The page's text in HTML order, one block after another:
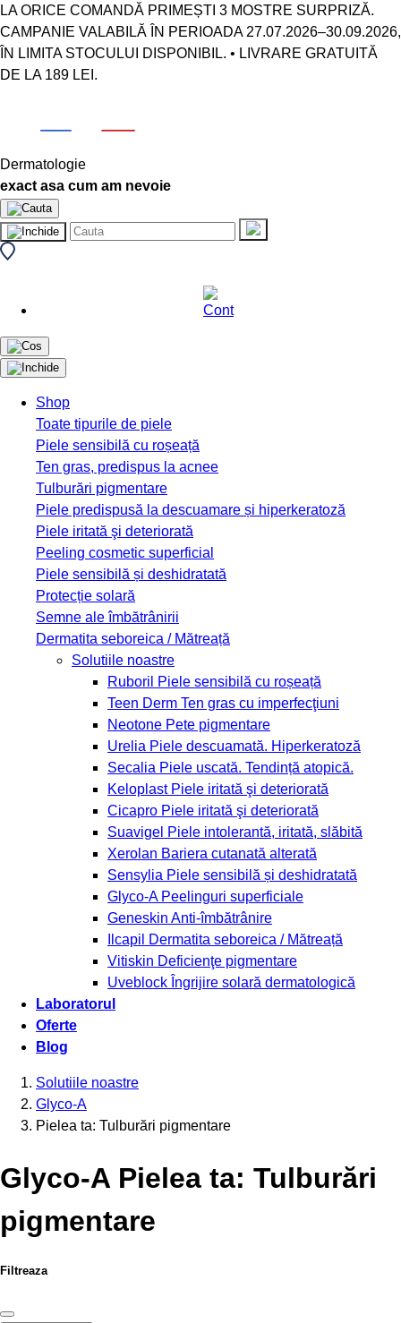
LA ORICE COMANDĂ PRIMEȘTI 3 MOSTRE SURPRIZĂ.
CAMPANIE VALABILĂ ÎN PERIOADA 27.07.2026–30.09.2026,
ÎN LIMITA STOCULUI DISPONIBIL. • LIVRARE GRATUITĂ
DE LA 189 LEI.
Dermatologie
exact asa cum am nevoie
Shop
Toate tipurile de piele
Piele sensibilă cu roșeață
Ten gras, predispus la acnee
Tulburări pigmentare
Piele predispusă la descuamare și hiperkeratoză
Piele iritată şi deteriorată
Peeling cosmetic superficial
Piele sensibilă și deshidratată
Protecție solară
Semne ale îmbătrânirii
Dermatita seboreica / Mătreață
Solutiile noastre
Ruboril
Piele sensibilă cu roșeață
Teen Derm Ten gras cu imperfecţiuni
Neotone Pete pigmentare
Urelia Piele descuamată. Hiperkeratoză
Secalia Piele uscată. Tendință atopică.
Keloplast Piele iritată şi deteriorată
Cicapro Piele iritată şi deteriorată
Suavigel Piele intolerantă, iritată, slăbită
Xerolan Bariera cutanată alterată
Sensylia Piele sensibilă și deshidratată
Glyco-A Peelinguri superficiale
Geneskin Anti-îmbătrânire
Ilcapil
Dermatita seboreica / Mătreață
Vitiskin Deficienţe pigmentare
Uveblock Îngrijire solară dermatologică
Laboratorul
Oferte
Blog
Solutiile noastre
Glyco-A
Pielea ta: Tulburări pigmentare
Glyco-A Pielea ta: Tulburări
pigmentare
Filtreaza